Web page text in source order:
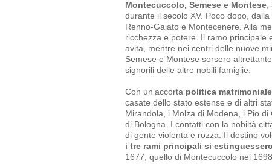
Montecuccolo, Semese e Montese,
durante il secolo XV. Poco dopo,
Renno-Gaiato e Montecenere. Alla
ricchezza e potere. Il ramo principale
avita, mentre nei centri delle nuove
Semese e Montese sorsero
signorili delle altre nobili famiglie.
Con un’accorta politica matrimoniale
casate dello stato estense e di altri
Mirandola, i Molza di Modena, i Pio
di Bologna. I contatti con la nobiltà
di gente violenta e rozza. Il destino
i tre rami principali si
1677, quello di Montecuccolo nel